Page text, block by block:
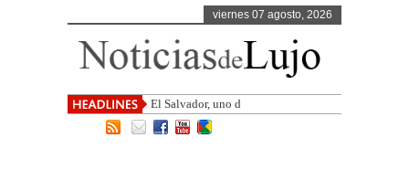
viernes 07 agosto, 2026
El Salvador, uno de los destinos con
mayor proye